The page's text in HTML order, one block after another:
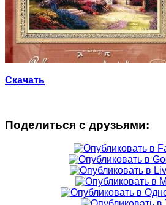
Скачать
Поделиться с друзьями: